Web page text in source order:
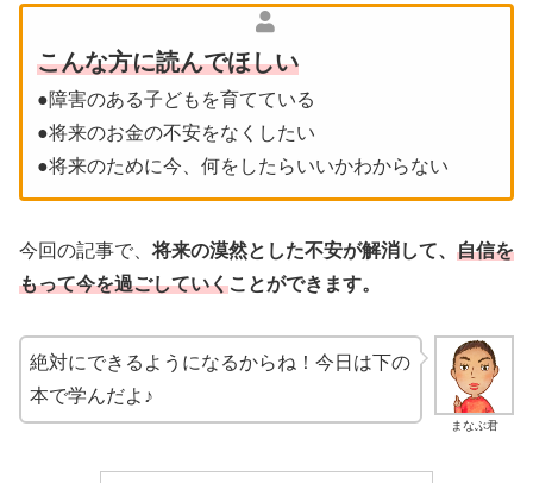
こんな方に読んでほしい
●障害のある子どもを育てている
●将来のお金の不安をなくしたい
●将来のために今、何をしたらいいかわからない
今回の記事で、将来の漠然とした不安が解消して、 自信を
もって今を過ごしていくことができます。
まなぶ君
絶対にできるようになるからね！今日は下の
本で学んだよ♪